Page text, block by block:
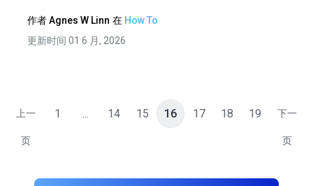
作者Agnes W Linn 在 How To
更新时间 01 6 月, 2026
上一
页
1 ... 14 15 16 17 18 19 下一
页